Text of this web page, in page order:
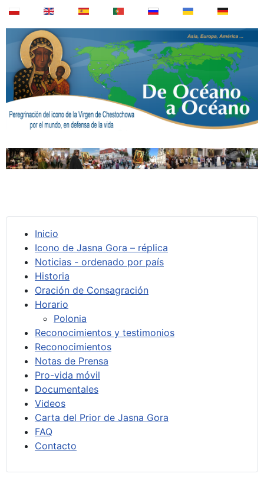
Inicio
Icono de Jasna Gora – réplica
Noticias - ordenado por país
Historia
Oración de Consagración
Horario
Polonia
Reconocimientos y testimonios
Reconocimientos
Notas de Prensa
Pro-vida móvil
Documentales
Videos
Carta del Prior de Jasna Gora
FAQ
Contacto